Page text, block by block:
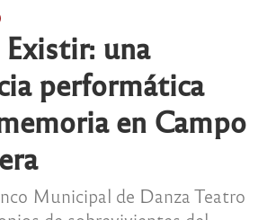
una
performática
en Campo
Municipal de Danza Teatro